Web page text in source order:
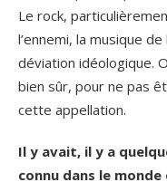
Le rock,
l’ennemi, la musique
déviation idéologique.
bien sûr, pour ne pas
cette appellation.
Il y avait, il y a
connu dans le